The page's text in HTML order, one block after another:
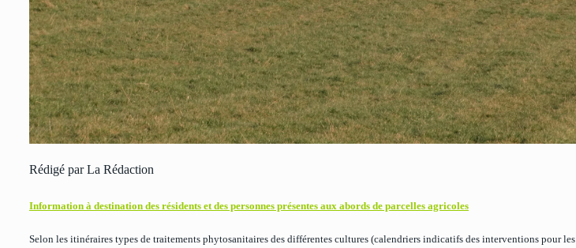
Rédigé par La Rédaction
Information à destination des résidents et des personnes présentes aux abords de parcelles agricoles
Selon les itinéraires types de traitements phytosanitaires des différentes cultures (calendriers indicatifs des interventions pour les